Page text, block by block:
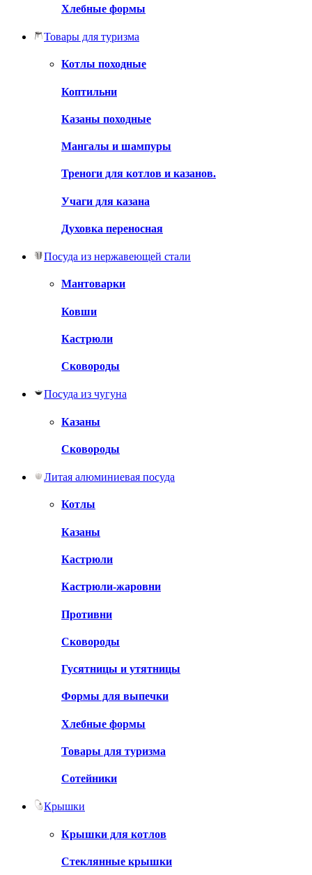
Хлебные формы
Товары для туризма
Котлы походные
Коптильни
Казаны походные
Мангалы и шампуры
Треноги для котлов и казанов.
Учаги для казана
Духовка переносная
Посуда из нержавеющей стали
Мантоварки
Ковши
Кастрюли
Сковороды
Посуда из чугуна
Казаны
Сковороды
Литая алюминиевая посуда
Котлы
Казаны
Кастрюли
Кастрюли-жаровни
Противни
Сковороды
Гусятницы и утятницы
Формы для выпечки
Хлебные формы
Товары для туризма
Сотейники
Крышки
Крышки для котлов
Стеклянные крышки